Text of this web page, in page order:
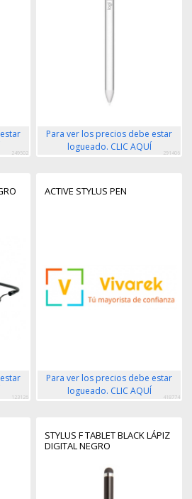
249502
Para ver los precios debe estar
logueado. CLIC AQUÍ
291406
123126
ACTIVE STYLUS PEN
Para ver los precios debe estar
logueado. CLIC AQUÍ
418774
STYLUS F TABLET BLACK LÁPIZ
DIGITAL NEGRO